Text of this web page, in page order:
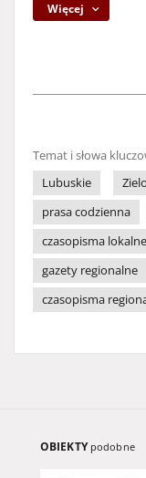
Więcej
Temat i słowa
Lubuskie
prasa codzienna
czasopisma lokalne
gazety regionalne
czasopisma
OBIEKTY podobne